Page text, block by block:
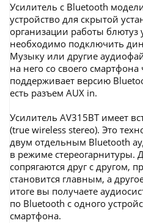
Усилитель с Bluetooth
устройство для скрытой
организации работы блютуз
необходимо подключить
Музыку или другие
на него со своего
поддерживает версию
есть разъем AUX in.
Усилитель AV315BT имеет
(true wireless stereo). Это
двум отдельным Bluetooth
в режиме стереогарнитуры.
сопрягаются друг с другом,
становится главным, а
итоге вы получаете
по Bluetooth c одного
смартфона.